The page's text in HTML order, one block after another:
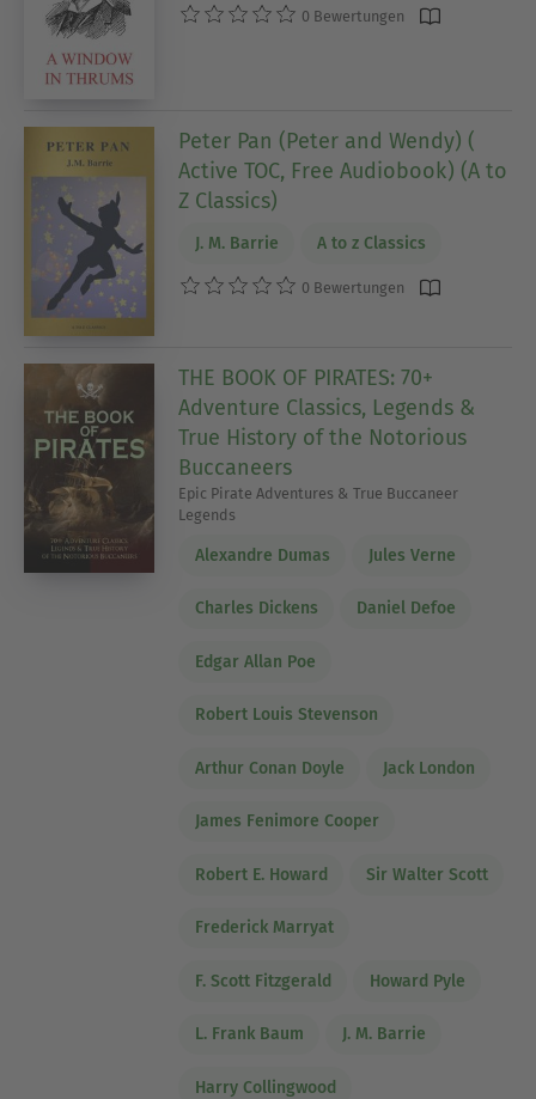
0 Bewertungen
Peter Pan (Peter and Wendy) (
Active TOC, Free Audiobook) (A to
Z Classics)
J. M. Barrie A to z Classics
0 Bewertungen
THE BOOK OF PIRATES: 70+
Adventure Classics, Legends &
True History of the Notorious
Buccaneers
Epic Pirate Adventures & True Buccaneer
Legends
Alexandre Dumas Jules Verne
Charles Dickens Daniel Defoe
Edgar Allan Poe
Robert Louis Stevenson
Arthur Conan Doyle Jack London
James Fenimore Cooper
Robert E. Howard Sir Walter Scott
Frederick Marryat
F. Scott Fitzgerald Howard Pyle
L. Frank Baum J. M. Barrie
Harry Collingwood